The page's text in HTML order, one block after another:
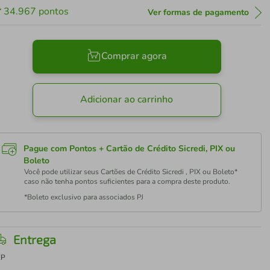
34.967 pontos Ver formas de pagamento
Comprar agora
Adicionar ao carrinho
Pague com Pontos + Cartão de Crédito Sicredi, PIX ou
Boleto
Você pode utilizar seus Cartões de Crédito Sicredi , PIX ou Boleto*
caso não tenha pontos suficientes para a compra deste produto.
*Boleto exclusivo para associados PJ
Entrega